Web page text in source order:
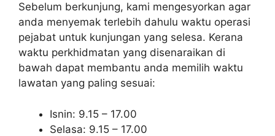
Sebelum berkunjung, kami mengesyorkan agar
anda menyemak terlebih dahulu waktu operasi
pejabat untuk kunjungan yang selesa. Kerana
waktu perkhidmatan yang disenaraikan di
bawah dapat membantu anda memilih waktu
lawatan yang paling sesuai:
Isnin: 9.15 – 17.00
Selasa: 9.15 – 17.00